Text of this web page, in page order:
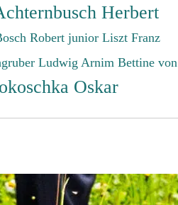
Herbert
Robert junior Liszt Franz
Ludwig Arnim Bettine von
Oskar